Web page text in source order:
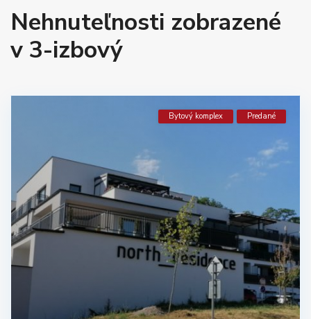
Nehnuteľnosti zobrazené
v 3-izbový
Bytový komplex Predané